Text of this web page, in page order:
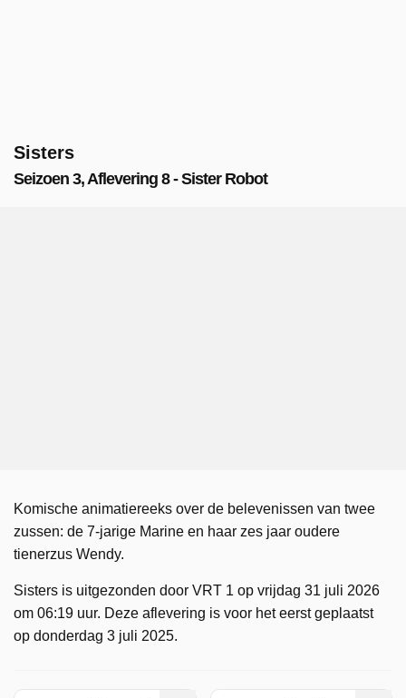
Sisters
Seizoen 3, Aflevering 8 - Sister Robot
Komische animatiereeks over de belevenissen van twee
zussen: de 7-jarige Marine en haar zes jaar oudere
tienerzus Wendy.
Sisters is uitgezonden door VRT 1 op vrijdag 31 juli 2026
om 06:19 uur. Deze aflevering is voor het eerst geplaatst
op donderdag 3 juli 2025.